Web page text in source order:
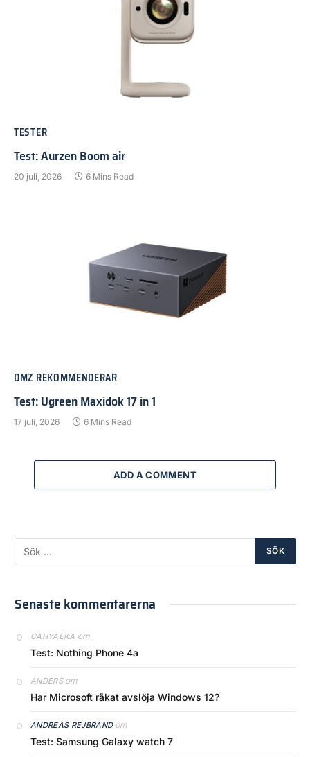
TESTER
Test: Aurzen Boom air
20 juli, 2026 6 Mins Read
DMZ REKOMMENDERAR
Test: Ugreen Maxidok 17 in 1
17 juli, 2026 6 Mins Read
ADD A COMMENT
Senaste kommentarerna
CAHYAEKA om
Test: Nothing Phone 4a
ANDERSom
Har Microsoft råkat avslöja Windows 12?
ANDREAS REJBRANDom
Test: Samsung Galaxy watch 7